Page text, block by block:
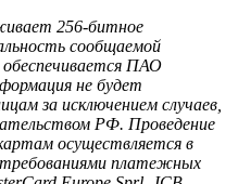
256-битное
сообщаемой
обеспечивается ПАО
не будет
за исключением случаев,
РФ. Проведение
осуществляется в
платежных